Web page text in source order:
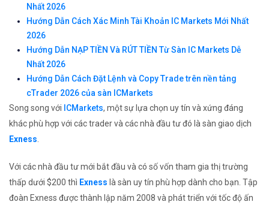
Nhất 2026
Hướng Dẫn Cách Xác Minh Tài Khoản IC Markets Mới Nhất
2026
Hướng Dẫn NẠP TIỀN Và RÚT TIỀN Từ Sàn IC Markets Dễ
Nhất 2026
Hướng Dẫn Cách Đặt Lệnh và Copy Trade trên nền tảng
cTrader 2026 của sàn ICMarkets
Song song với ICMarkets, một sự lựa chọn uy tín và xứng đáng
khác phù hợp với các trader và các nhà đầu tư đó là sàn giao dịch
Exness
Với các nhà đầu tư mới bắt đầu và có số vốn tham gia thị trường
thấp dưới $200 thì Exness là sàn uy tín phù hợp dành cho bạn. Tập
đoàn Exness được thành lập năm 2008 và phát triển với tốc độ ấn